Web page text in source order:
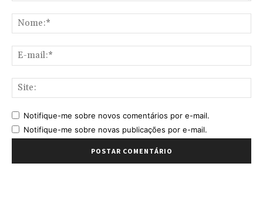
Notifique-me sobre novos comentários por e-mail.
Notifique-me sobre novas publicações por e-mail.